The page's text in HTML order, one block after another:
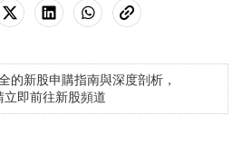
的新股申購指南與深度剖析，
立即前往新股頻道